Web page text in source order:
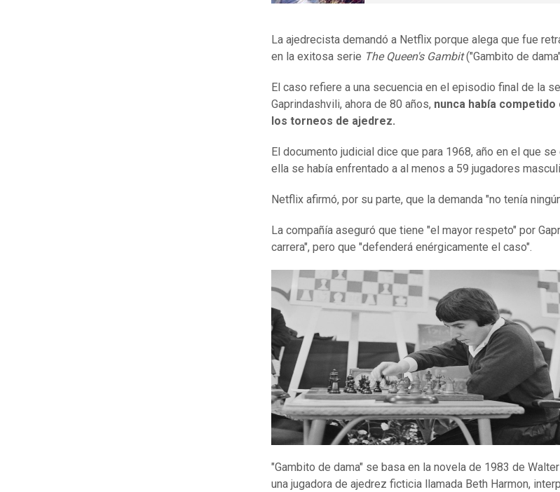
La ajedrecista demandó a Netflix porque alega que fue
en la exitosa serie The Queen's Gambit("Gambito de
El caso refiere a una secuencia en el episodio final de la
Gaprindashvili, ahora de 80 años, nunca había
los torneos de ajedrez.
El documento judicial dice que para 1968, año en el que
ella se había enfrentado a al menos a 59 jugadores
Netflix afirmó, por su parte, que la demanda "no tenía
La compañía aseguró que tiene "el mayor respeto" por
carrera", pero que "defenderá enérgicamente el caso".
"Gambito de dama" se basa en la novela de 1983 de
una jugadora de ajedrez ficticia llamada Beth Harmon,